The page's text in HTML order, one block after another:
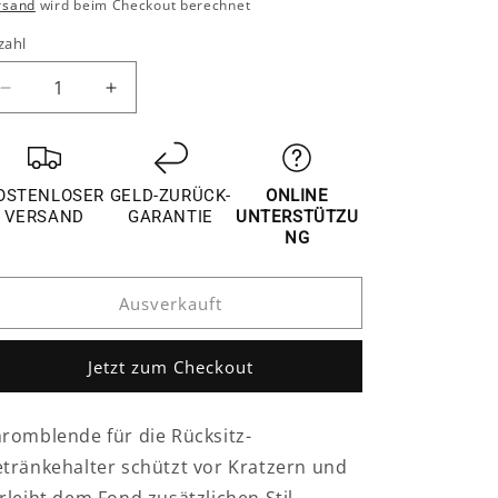
wird beim Checkout berechnet
Verringere
die
Menge
Nissan
X-
Chrom
Becher
Rahmen
Erhöhe
die
Nissan
X-
Chrom
Getränke
Becher
Rücksitz
Rahmen
VERSAND
GELD-ZURÜCK-
GARANTIE
ONLINE
UNTERSTÜTZU
NG
Ausverkauft
Jetzt zum Checkout
für die Rücksitz-
schützt vor Kratzern und